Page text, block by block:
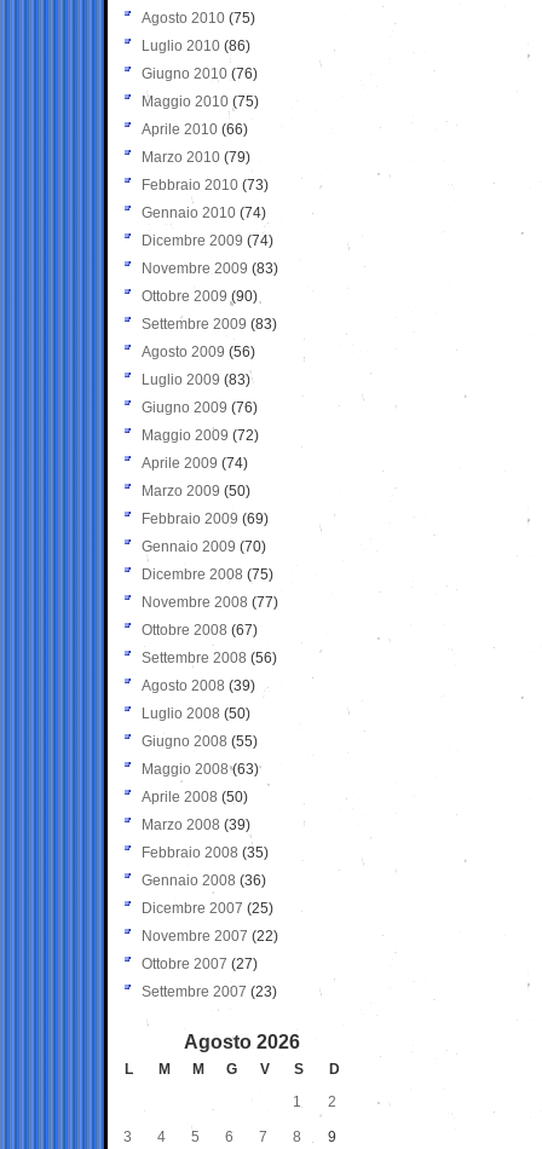
Agosto 2010 (75)
Luglio 2010 (86)
Giugno 2010 (76)
Maggio 2010 (75)
Aprile 2010 (66)
Marzo 2010 (79)
Febbraio 2010 (73)
Gennaio 2010 (74)
Dicembre 2009 (74)
Novembre 2009 (83)
Ottobre 2009 (90)
Settembre 2009 (83)
Agosto 2009 (56)
Luglio 2009 (83)
Giugno 2009 (76)
Maggio 2009 (72)
Aprile 2009 (74)
Marzo 2009 (50)
Febbraio 2009 (69)
Gennaio 2009 (70)
Dicembre 2008 (75)
Novembre 2008 (77)
Ottobre 2008 (67)
Settembre 2008 (56)
Agosto 2008 (39)
Luglio 2008 (50)
Giugno 2008 (55)
Maggio 2008(63)
Aprile 2008 (50)
Marzo 2008 (39)
Febbraio 2008 (35)
Gennaio 2008 (36)
Dicembre 2007 (25)
Novembre 2007 (22)
Ottobre 2007 (27)
Settembre 2007 (23)
Agosto 2026
L M M G V S
D
1
2
3 4 5 6 7 8 9